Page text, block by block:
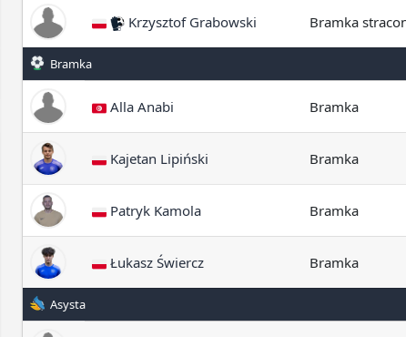
Krzysztof Grabowski Bramka
Bramka
Alla Anabi Bramka
Kajetan Lipiński Bramka
Patryk Kamola Bramka
Łukasz Świercz Bramka
Asysta